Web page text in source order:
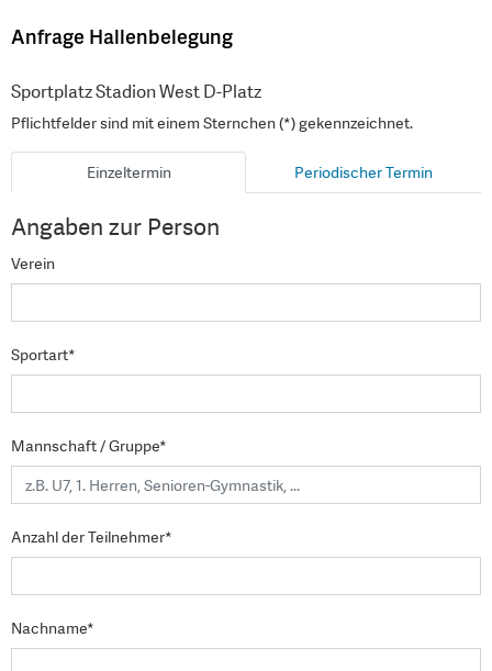
Anfrage Hallenbelegung
Sportplatz Stadion West D-Platz
Pflichtfelder sind mit einem Sternchen (*) gekennzeichnet.
Einzeltermin Periodischer Termin
Angaben zur Person
Verein
Sportart*
Mannschaft / Gruppe*
Anzahl der Teilnehmer*
Nachname*